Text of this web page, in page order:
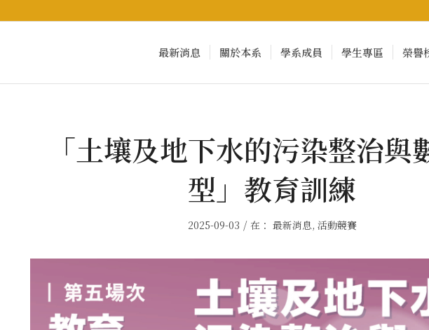
最新消息 關於本系 學系成員 學生專區 榮譽
「土壤及地下水的污染整治與
型」教育訓練
2025-09-03 / 在： 最新消息, 活動競賽